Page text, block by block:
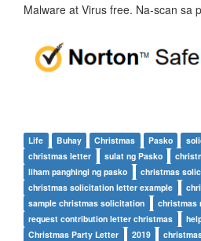
Malware at Virus free. Na-scan sa
Life Buhay Christmas Pasko
christmas letter
sulat ng Pasko
liham panghingi ng pasko
christmas
christmas solicitation letter example
sample christmas solicitation
christmas
request contribution letter christmas
Christmas Party Letter
2019